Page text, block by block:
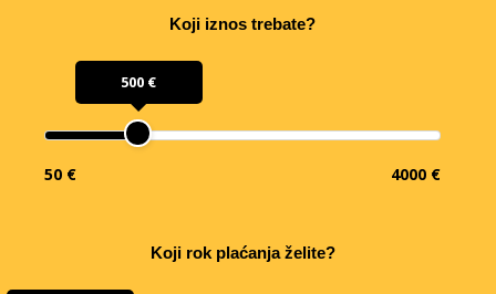
Koji iznos trebate?
500 €
50 € 4000 €
Koji rok plaćanja želite?